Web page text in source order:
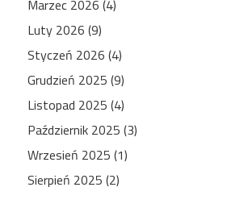
Marzec 2026 (4)
Luty 2026 (9)
Styczeń 2026 (4)
Grudzień 2025 (9)
Listopad 2025 (4)
Październik 2025 (3)
Wrzesień 2025 (1)
Sierpień 2025 (2)